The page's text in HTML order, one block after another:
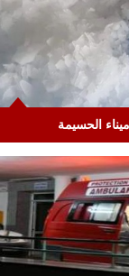
الحسيمة